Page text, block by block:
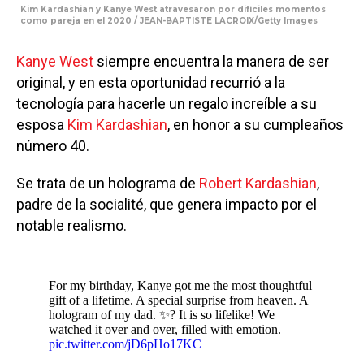
Kim Kardashian y Kanye West atravesaron por difíciles momentos
como pareja en el 2020 / JEAN-BAPTISTE LACROIX/Getty Images
Kanye West siempre encuentra la manera de ser
original, y en esta oportunidad recurrió a la
tecnología para hacerle un regalo increíble a su
esposa Kim Kardashian, en honor a su cumpleaños
número 40.
Se trata de un holograma de Robert Kardashian,
padre de la socialité, que genera impacto por el
notable realismo.
For my birthday, Kanye got me the most thoughtful
gift of a lifetime. A special surprise from heaven. A
hologram of my dad. ✨? It is so lifelike! We
watched it over and over, filled with emotion.
pic.twitter.com/jD6pHo17KC